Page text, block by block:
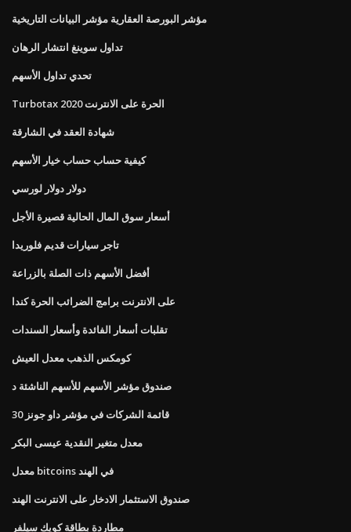
مؤشر البورصة العقارية مؤشر البيانات التاريخية
تداول سوينغ انتشار الرهان
تحدي تداول الأسهم
Turbotax الحرة على الانترنت 2020
شهادة العقد في الشارقة
كيفية حساب حساب خيار الأسهم
دولار دولار لورسي
أسعار سوق المال الحالية قصيرة الأجل
تاجر سيارات قديم فلوريدا
أفضل الأسهم ذات الصلة بالزراعة
على الانترنت برامج الضرائب الحرة كندا
تقلبات أسعار الفائدة وأسعار السندات
كومكس الذهب معدل العيش
صندوق مؤشر الأسهم للأسهم الناشئة د
قائمة الشركات في مؤشر داو جونز 30
معدل متغير النقدية عيسى البكر
معدل bitcoins في الهند
صندوق الاستثمار الادخار على الانترنت الهند
مطاردة بطاقة كويك سيلفر